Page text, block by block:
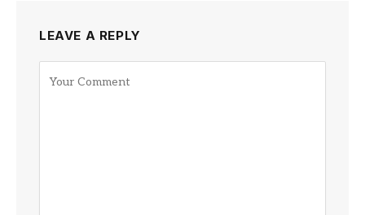
LEAVE A REPLY